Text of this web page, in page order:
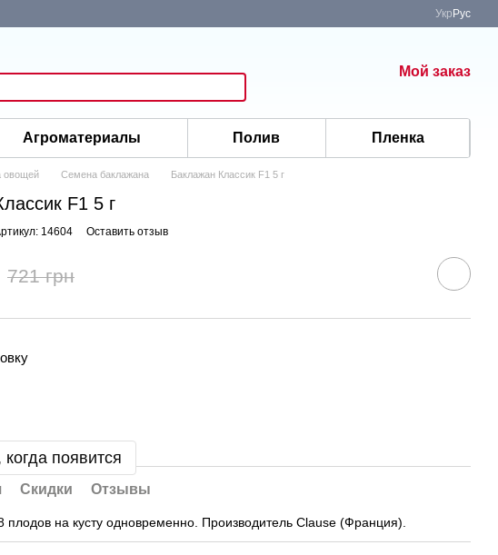
Укр Рус
Мой заказ
Агроматериалы Полив Пленка
овощей Семена баклажана Баклажан Классик F1 5 г
F1 5 г
14604 Оставить отзыв
721 грн
появится
Скидки Отзывы
плодов на кусту одновременно. Производитель Clause (Франция).